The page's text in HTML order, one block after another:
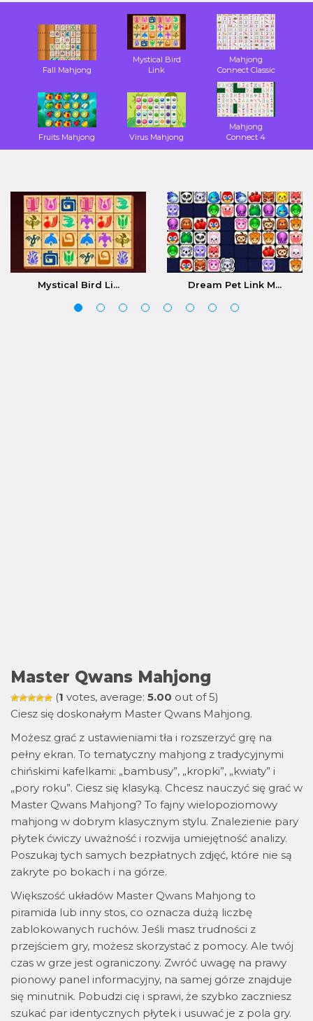
Fall Mahjong
Mystical Bird
Link
Mahjong
Connect Classic
Fruits Mahjong Virus Mahjong
Mahjong
Connect 4
Mystical Bird Li... Dream Pet Link M...
Master Qwans Mahjong
(1 votes, average: 5.00 out of 5)
Ciesz się doskonałym Master Qwans Mahjong.
Możesz grać z ustawieniami tła i rozszerzyć grę na
pełny ekran. To tematyczny mahjong z tradycyjnymi
chińskimi kafelkami: „bambusy”, „kropki”, „kwiaty” i
„pory roku”. Ciesz się klasyką. Chcesz nauczyć się grać w
Master Qwans Mahjong? To fajny wielopoziomowy
mahjong w dobrym klasycznym stylu. Znalezienie pary
płytek ćwiczy uważność i rozwija umiejętność analizy.
Poszukaj tych samych bezpłatnych zdjęć, które nie są
zakryte po bokach i na górze.
Większość układów Master Qwans Mahjong to
piramida lub inny stos, co oznacza dużą liczbę
zablokowanych ruchów. Jeśli masz trudności z
przejściem gry, możesz skorzystać z pomocy. Ale twój
czas w grze jest ograniczony. Zwróć uwagę na prawy
pionowy panel informacyjny, na samej górze znajduje
się minutnik. Pobudzi cię i sprawi, że szybko zaczniesz
szukać par identycznych płytek i usuwać je z pola gry.